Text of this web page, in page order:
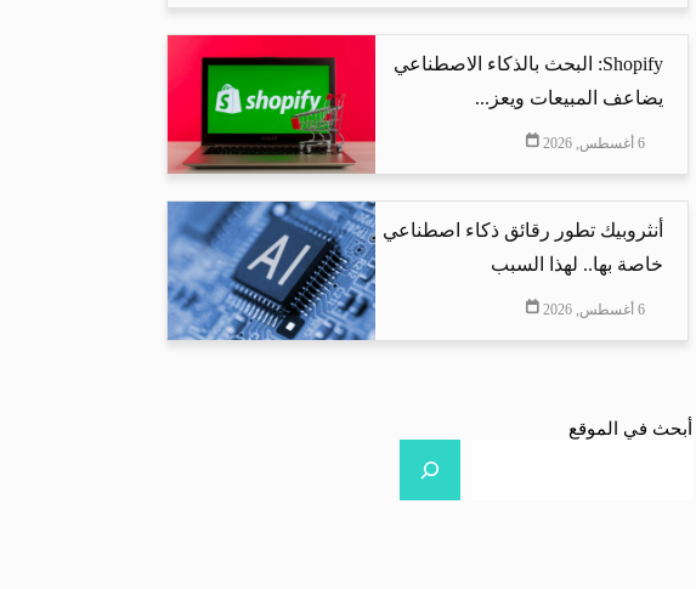
Shopify: البحث بالذكاء الاصطناعي
يضاعف المبيعات ويعز...
6 أغسطس, 2026
أنثروبيك تطور رقائق ذكاء اصطناعي
خاصة بها.. لهذا السبب
6 أغسطس, 2026
أبحث في الموقع